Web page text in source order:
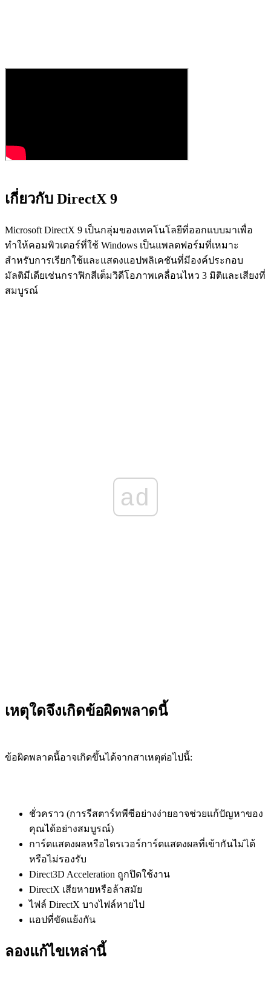
เกี่ยวกับ DirectX 9
Microsoft DirectX 9 เป็นกลุ่มของเทคโนโลยีที่ออกแบบมาเพื่อ
ทำให้คอมพิวเตอร์ที่ใช้ Windows เป็นแพลตฟอร์มที่เหมาะ
สำหรับการเรียกใช้และแสดงแอปพลิเคชันที่มีองค์ประกอบ
มัลติมีเดียเช่นกราฟิกสีเต็มวิดีโอภาพเคลื่อนไหว 3 มิติและเสียงที่
สมบูรณ์
ad
เหตุใดจึงเกิดข้อผิดพลาดนี้
ข้อผิดพลาดนี้อาจเกิดขึ้นได้จากสาเหตุต่อไปนี้:
ชั่วคราว (การรีสตาร์ทพีซีอย่างง่ายอาจช่วยแก้ปัญหาของ
คุณได้อย่างสมบูรณ์)
การ์ดแสดงผลหรือไดรเวอร์การ์ดแสดงผลที่เข้ากันไม่ได้
หรือไม่รองรับ
Direct3D Acceleration ถูกปิดใช้งาน
DirectX เสียหายหรือล้าสมัย
ไฟล์ DirectX บางไฟล์หายไป
แอปที่ขัดแย้งกัน
ลองแก้ไขเหล่านี้